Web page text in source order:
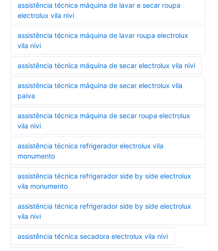
assistência técnica máquina de lavar e secar roupa
electrolux vila nivi
assistência técnica máquina de lavar roupa electrolux
vila nivi
assistência técnica máquina de secar electrolux vila nivi
assistência técnica máquina de secar electrolux vila
paiva
assistência técnica máquina de secar roupa electrolux
vila nivi
assistência técnica refrigerador electrolux vila
monumento
assistência técnica refrigerador side by side electrolux
vila monumento
assistência técnica refrigerador side by side electrolux
vila nivi
assistência técnica secadora electrolux vila nivi